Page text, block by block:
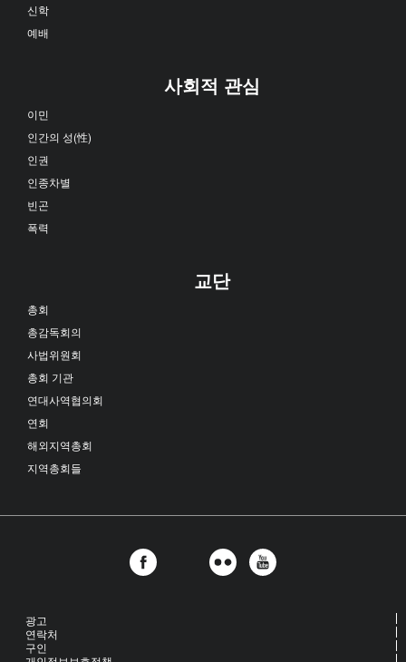
신학
예배
사회적 관심
이민
인간의 성(性)
인권
인종차별
빈곤
폭력
교단
총회
총감독회의
사법위원회
총회 기관
연대사역협의회
연회
해외지역총회
지역총회들
광고
연락처
구인